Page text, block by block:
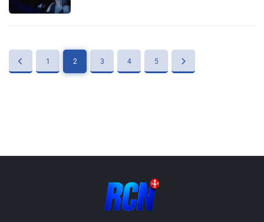
Département des Alpes Maritimes
1 2 3 4 5